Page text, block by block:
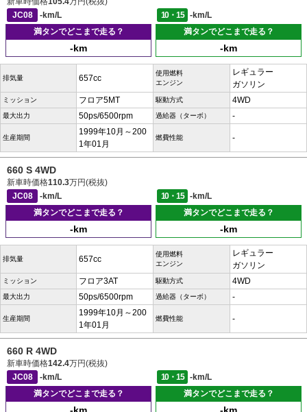
JC08
-km/L 10・15
-km/L
満タンでどこまで走る？
-km
満タンでどこまで走る？
-km
排気量 657cc
使用燃料
エンジン
レギュラー
ガソリン
ミッション フロア5MT 駆動方式 4WD
最大出力 50ps/6500rpm 過給器（ターボ） -
生産期間
1999年10月～200
1年01月
燃費性能 -
660 S 4WD
新車時価格110.3万円(税抜)
JC08
-km/L 10・15
-km/L
満タンでどこまで走る？
-km
満タンでどこまで走る？
-km
排気量 657cc
使用燃料
エンジン
レギュラー
ガソリン
ミッション フロア3AT 駆動方式 4WD
最大出力 50ps/6500rpm 過給器（ターボ） -
生産期間
1999年10月～200
1年01月
燃費性能 -
660 R 4WD
新車時価格142.4万円(税抜)
JC08
-km/L 10・15
-km/L
満タンでどこまで走る？
満タンでどこまで走る？